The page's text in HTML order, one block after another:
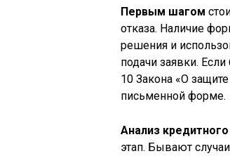
Первым шагом
отказа. Наличие
решения и
подачи заявки.
10 Закона «О
письменной форме.
Анализ
этап. Бывают